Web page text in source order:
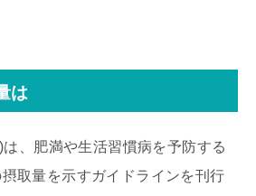
は
、肥満や生活習慣病を予防する
取量を示すガイドラインを刊行